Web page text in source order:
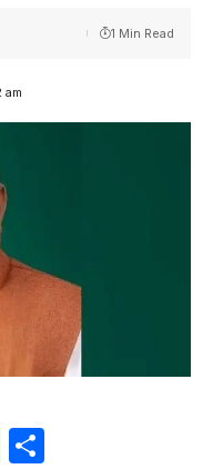
1 Min Read
WhatsApp